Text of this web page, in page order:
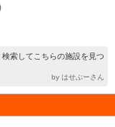
索してこちらの施設を見つ
by はせぶーさん